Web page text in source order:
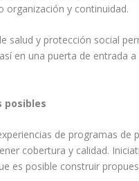
organización y continuidad.
salud y protección social
en una puerta de entrada
posibles
de programas
cobertura y calidad.
es posible construir